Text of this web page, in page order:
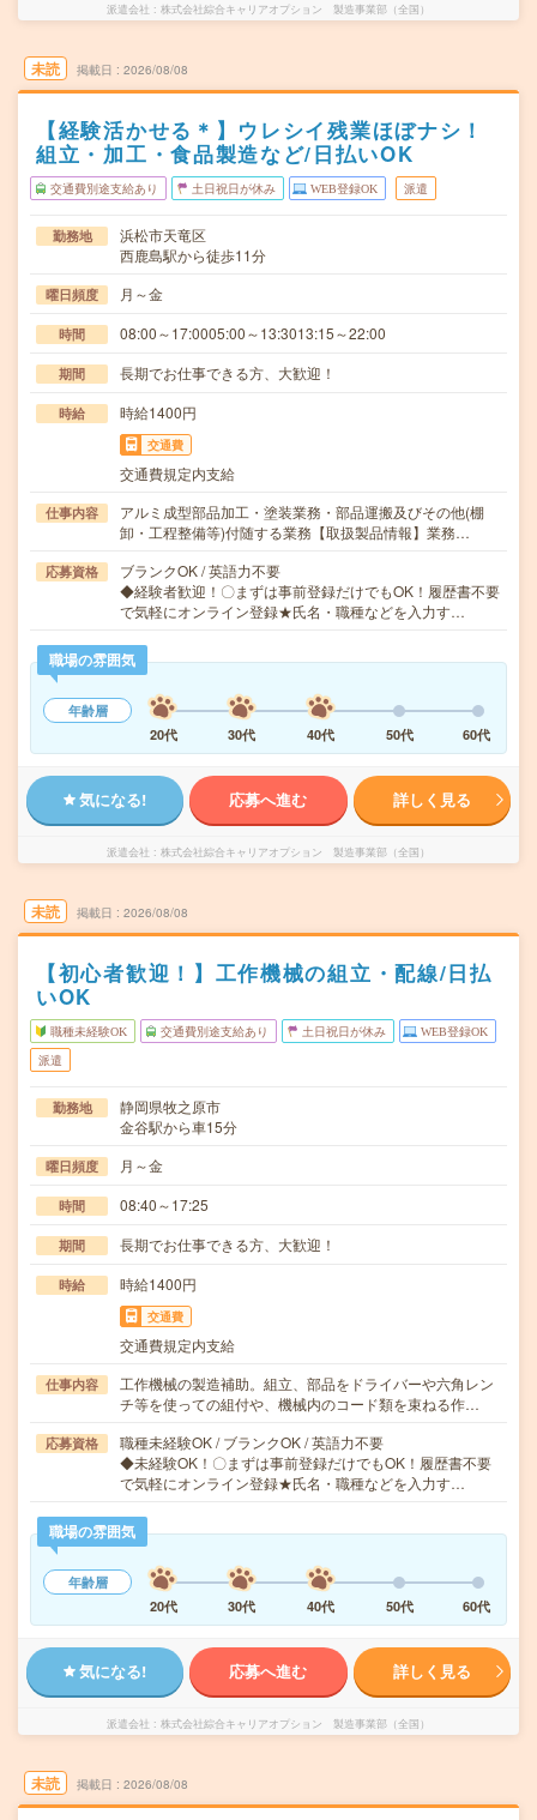
派遣会社 株式会社綜合キャリアオプション 製造事業部（全国）
未読 掲載日 2026/08/08
【経験活かせる＊】ウレシイ残業ほぼナシ！
組立・加工・食品製造など/日払いOK
交通費別途支給あり 土日祝日が休み WEB登録OK 派遣
勤務地
浜松市天竜区
西鹿島駅から徒歩11分
曜日頻度 月～金
時間 08:00～17:0005:00～13:3013:15～22:00
期間 長期でお仕事できる方、大歓迎！
時給 時給1400円
交通費
交通費規定内支給
仕事内容
アルミ成型部品加工・塗装業務・部品運搬及びその他(棚
卸・工程整備等)付随する業務【取扱製品情報】業務…
応募資格
ブランクOK / 英語力不要
◆経験者歓迎！〇まずは事前登録だけでもOK！履歴書不要
で気軽にオンライン登録★氏名・職種などを入力す…
職場の雰囲気
年齢層
20代
30代 40代 50代 60代
気になる! 応募へ進む 詳しく見る
派遣会社 株式会社綜合キャリアオプション 製造事業部（全国）
未読 掲載日 2026/08/08
【初心者歓迎！】工作機械の組立・配線/日払
いOK
職種未経験OK 交通費別途支給あり 土日祝日が休み WEB登録OK
派遣
勤務地
静岡県牧之原市
金谷駅から車15分
曜日頻度 月～金
時間 08:40～17:25
期間 長期でお仕事できる方、大歓迎！
時給 時給1400円
交通費
交通費規定内支給
仕事内容
工作機械の製造補助。組立、部品をドライバーや六角レン
チ等を使っての組付や、機械内のコード類を束ねる作…
応募資格
職種未経験OK / ブランクOK / 英語力不要
◆未経験OK！〇まずは事前登録だけでもOK！履歴書不要
で気軽にオンライン登録★氏名・職種などを入力す…
職場の雰囲気
年齢層
20代
30代 40代 50代 60代
気になる! 応募へ進む 詳しく見る
派遣会社 株式会社綜合キャリアオプション 製造事業部（全国）
未読 掲載日 2026/08/08